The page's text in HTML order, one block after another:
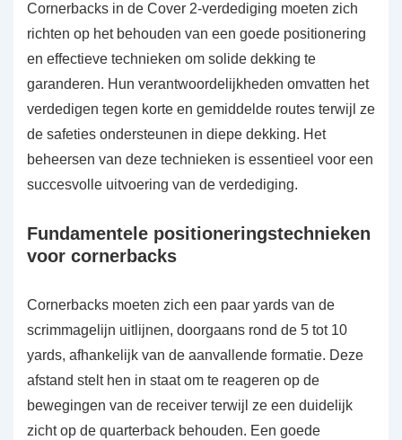
Cornerbacks in de Cover 2-verdediging moeten zich
richten op het behouden van een goede positionering
en effectieve technieken om solide dekking te
garanderen. Hun verantwoordelijkheden omvatten het
verdedigen tegen korte en gemiddelde routes terwijl ze
de safeties ondersteunen in diepe dekking. Het
beheersen van deze technieken is essentieel voor een
succesvolle uitvoering van de verdediging.
Fundamentele positioneringstechnieken
voor cornerbacks
Cornerbacks moeten zich een paar yards van de
scrimmagelijn uitlijnen, doorgaans rond de 5 tot 10
yards, afhankelijk van de aanvallende formatie. Deze
afstand stelt hen in staat om te reageren op de
bewegingen van de receiver terwijl ze een duidelijk
zicht op de quarterback behouden. Een goede